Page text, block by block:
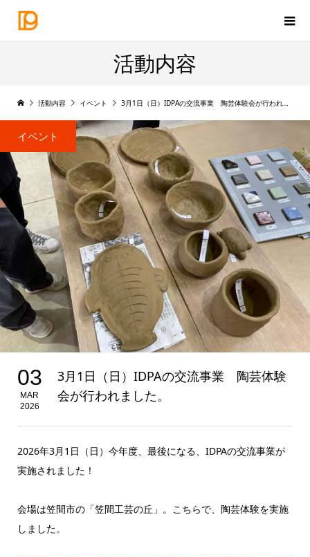
活動内容
活動内容 イベント 3月1日（日）IDPAの交流事業 陶芸体験会が行われました。
イベント
03
MAR
2026
3月1日（日）IDPAの交流事業 陶芸体験
会が行われました。
2026年3月1日（日）今年度、最後になる、IDPAの交流事業が
実施されました！
会場は笠間市の「笠間工芸の丘」。こちらで、陶芸体験を実施
しました。